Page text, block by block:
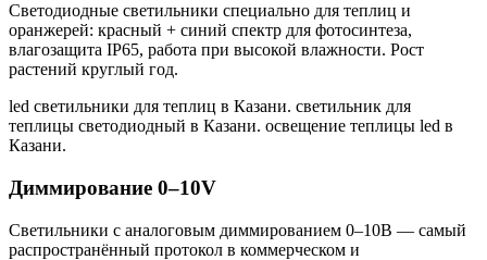
Светодиодные светильники специально для теплиц и
оранжерей: красный + синий спектр для фотосинтеза,
влагозащита IP65, работа при высокой влажности. Рост
растений круглый год.
led светильники для теплиц в Казани. светильник для
теплицы светодиодный в Казани. освещение теплицы led в
Казани.
Диммирование 0–10V
Светильники с аналоговым диммированием 0–10В — самый
распространённый протокол в коммерческом и